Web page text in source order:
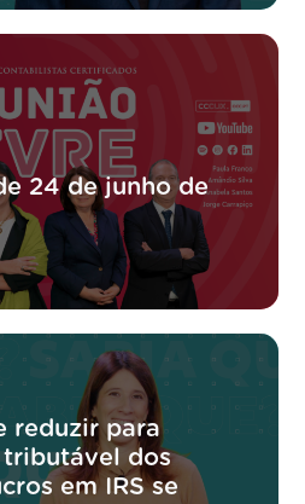
24 de junho de
reduzir para
tributável dos
em IRS se